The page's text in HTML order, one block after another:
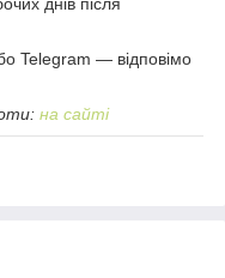
Telegram — відповімо
на сайті